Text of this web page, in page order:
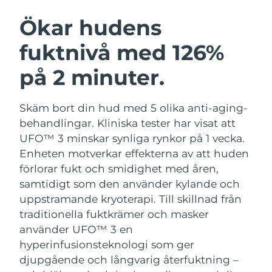
Ökar hudens
fuktnivå med 126%
på 2 minuter.
Skäm bort din hud med 5 olika anti-aging-
behandlingar. Kliniska tester har visat att
UFO™ 3 minskar synliga rynkor på 1 vecka.
Enheten motverkar effekterna av att huden
förlorar fukt och smidighet med åren,
samtidigt som den använder kylande och
uppstramande kryoterapi. Till skillnad från
traditionella fuktkrämer och masker
använder UFO™ 3 en
hyperinfusionsteknologi som ger
djupgående och långvarig återfuktning –
Ansiktsrengöring
Anti-aging massage
LUNA™ 4 Plus
Massage, LED heating
LUNA™ 4 Men
For men, anti-aging massage
Ansiktslyft
Microcurrent toning
BEAR™ 2 go
Microcurrent toning on-the-go
BEAR™ 2 eyes & lips
Microcurrent line smoothing device
Återfuktning
UFO™ 3-paket
Deep facial hydration
UFO™ 3 LED
Near-infrared and red light therapy
device
Munvård
issa™ 4
Hybrid silicone sonic toothbrush
issa™ 4 plus
Smart hybrid silicone sonic toothbrush
FAQ™ ANTI-AGING-BEHANDLING
Anti-aging LED-behandlingar
NEW
Österrike
Bahrain Förväntad leverans
Belgien Förväntad leverans
Bermuda Förväntad leverans8/14/26
Bosnien och
Hercegovina
Förväntad leverans8/11/26
Brunei Förväntad leverans
Bulgarien Förväntad leverans8/8/26
Kanada
Chile Förväntad leverans8/12/26